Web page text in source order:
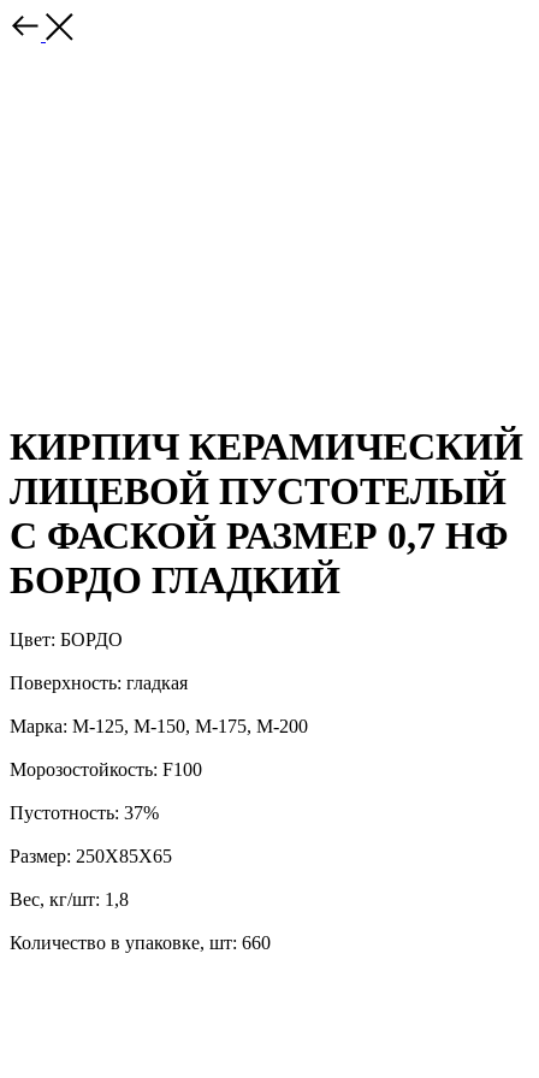
КИРПИЧ КЕРАМИЧЕСКИЙ
ЛИЦЕВОЙ ПУСТОТЕЛЫЙ
С ФАСКОЙ РАЗМЕР 0,7 НФ
БОРДО ГЛАДКИЙ
Цвет: БОРДО
Поверхность: гладкая
Марка: М-125, М-150, М-175, М-200
Морозостойкость: F100
Пустотность: 37%
Размер: 250Х85Х65
Вес, кг/шт: 1,8
Количество в упаковке, шт: 660